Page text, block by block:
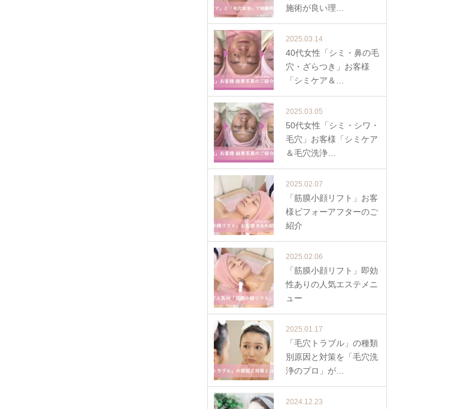
施術が良い理…
2025.03.14
40代女性「シミ・鼻の毛
穴・ざらつき」お客様
「シミケア＆…
2025.03.05
50代女性「シミ・シワ・
毛穴」お客様「シミケア
＆毛穴洗浄…
2025.02.07
「筋膜小顔リフト」お客
様ビフォーアフターのご
紹介
2025.02.06
「筋膜小顔リフト」即効
性ありの人気エステメニ
ュー
2025.01.17
「毛穴トラブル」の種類
別原因と対策を「毛穴洗
浄のプロ」が…
2024.12.23